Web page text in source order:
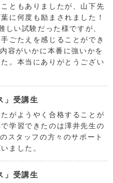
ともありましたが、山下先
に何度も励まされました！
い試験だった様ですが、
ごたえを感じることができ
容がいかに本番に強いかを
。本当にありがとうござい
」受講生
がようやく合格することが
学習できたのは澤井先生の
スタッフの方々のサポート
ました。
」受講生